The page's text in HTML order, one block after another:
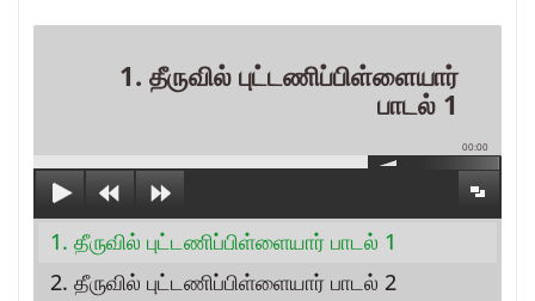
1. தீருவில் புட்டணிப்பிள்ளையார்
பாடல் 1
00:00
1. தீருவில் புட்டணிப்பிள்ளையார் பாடல் 1
2. தீருவில் புட்டணிப்பிள்ளையார் பாடல் 2